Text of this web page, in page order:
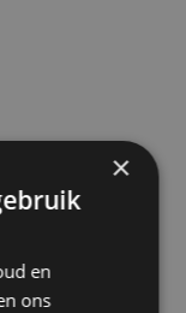
×
en
ons